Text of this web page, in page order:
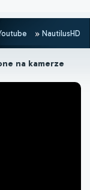
NautilusHD
na kamerze